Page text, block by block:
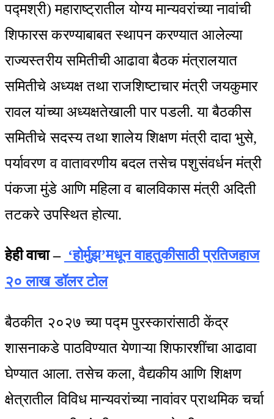
पद्मश्री) महाराष्ट्रातील योग्य मान्यवरांच्या नावांची
शिफारस करण्याबाबत स्थापन करण्यात आलेल्या
राज्यस्तरीय समितीची आढावा बैठक मंत्रालयात
समितीचे अध्यक्ष तथा राजशिष्टाचार मंत्री जयकुमार
रावल यांच्या अध्यक्षतेखाली पार पडली. या बैठकीस
समितीचे सदस्य तथा शालेय शिक्षण मंत्री दादा भुसे,
पर्यावरण व वातावरणीय बदल तसेच पशुसंवर्धन मंत्री
पंकजा मुंडे आणि महिला व बालविकास मंत्री अदिती
तटकरे उपस्थित होत्या.
हेही वाचा – ‘होर्मुझ’मधून वाहतुकीसाठी प्रतिजहाज
२० लाख डॉलर टोल
बैठकीत २०२७ च्या पद्म पुरस्कारांसाठी केंद्र
शासनाकडे पाठविण्यात येणाऱ्या शिफारशींचा आढावा
घेण्यात आला. तसेच कला, वैद्यकीय आणि शिक्षण
क्षेत्रातील विविध मान्यवरांच्या नावांवर प्राथमिक चर्चा